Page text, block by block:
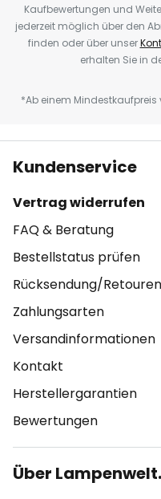
Kaufbewertungen und
jederzeit möglich über den
finden oder über unser
erhalten Sie in
*Ab einem
Kundenservice
Vertrag widerrufen
FAQ & Beratung
Bestellstatus prüfen
Rücksendung/Retouren
Zahlungsarten
Versandinformationen
Kontakt
Herstellergarantien
Bewertungen
Über